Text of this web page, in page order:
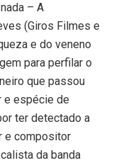
– A
(Giros Filmes e
e do veneno
para perfilar o
que passou
e espécie de
ter detectado a
e compositor
da banda